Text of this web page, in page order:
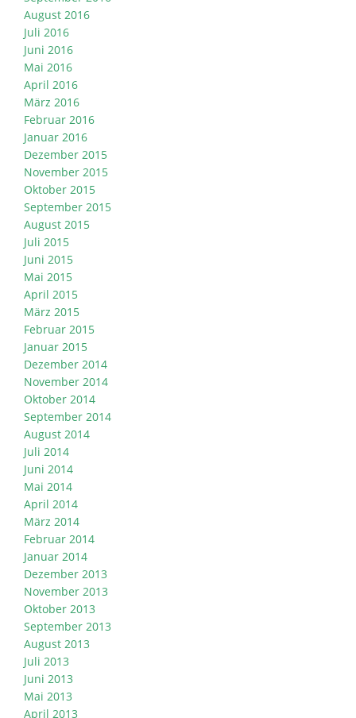
August 2016
Juli 2016
Juni 2016
Mai 2016
April 2016
März 2016
Februar 2016
Januar 2016
Dezember 2015
November 2015
Oktober 2015
September 2015
August 2015
Juli 2015
Juni 2015
Mai 2015
April 2015
März 2015
Februar 2015
Januar 2015
Dezember 2014
November 2014
Oktober 2014
September 2014
August 2014
Juli 2014
Juni 2014
Mai 2014
April 2014
März 2014
Februar 2014
Januar 2014
Dezember 2013
November 2013
Oktober 2013
September 2013
August 2013
Juli 2013
Juni 2013
Mai 2013
April 2013